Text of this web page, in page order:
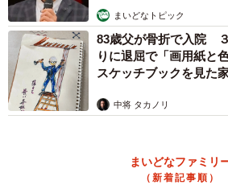
まいどなトピック
83歳父が骨折で入院
りに退屈で「画用紙と
スケッチブックを見た
中将 タカノリ
まいどなファミリ
（新着記事順）